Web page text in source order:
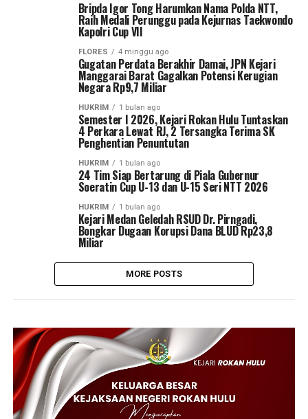
Bripda Igor Tong Harumkan Nama Polda NTT,
Raih Medali Perunggu pada Kejurnas Taekwondo
Kapolri Cup VII
FLORES 4 minggu ago
Gugatan Perdata Berakhir Damai, JPN Kejari
Manggarai Barat Gagalkan Potensi Kerugian
Negara Rp9,7 Miliar
HUKRIM 1 bulan ago
Semester I 2026, Kejari Rokan Hulu Tuntaskan
4 Perkara Lewat RJ, 2 Tersangka Terima SK
Penghentian Penuntutan
HUKRIM 1 bulan ago
24 Tim Siap Bertarung di Piala Gubernur
Soeratin Cup U-13 dan U-15 Seri NTT 2026
HUKRIM 1 bulan ago
Kejari Medan Geledah RSUD Dr. Pirngadi,
Bongkar Dugaan Korupsi Dana BLUD Rp23,8
Miliar
MORE POSTS